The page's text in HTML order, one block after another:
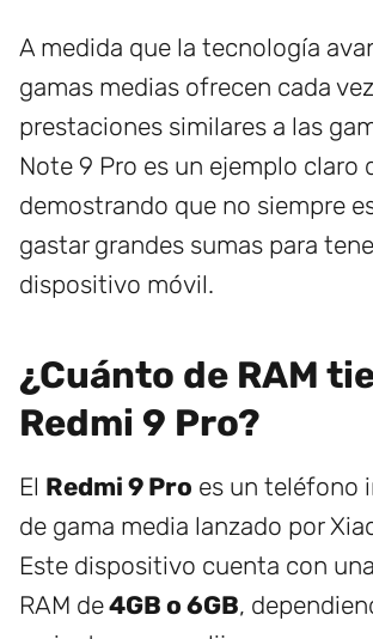
A medida que la tecnología
gamas medias ofrecen cada
prestaciones similares a las
Note 9 Pro es un ejemplo claro
demostrando que no siempre
gastar grandes sumas para
dispositivo móvil.
¿Cuánto de RAM
Redmi 9 Pro?
El Redmi 9 Pro es un teléfono
de gama media lanzado por
Este dispositivo cuenta con
RAM de4GB o 6GB,